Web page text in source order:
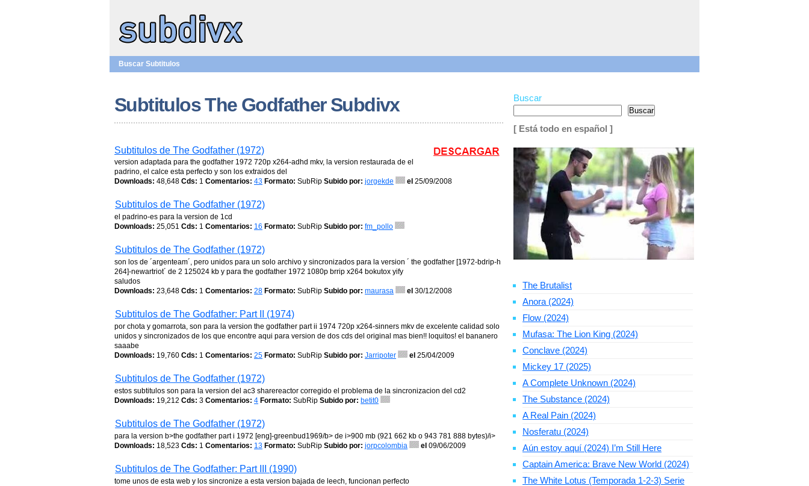
Buscar Subtitulos
Subtitulos The Godfather Subdivx
Subtitulos de The Godfather (1972)
version adaptada para the godfather 1972 720p x264-adhd mkv, la version restaurada de el
padrino, el calce esta perfecto y son los extraidos del
Downloads: 48,648 Cds: 1 Comentarios: 43 Formato: SubRip Subido por: jorgekde el 25/09/2008
Subtitulos de The Godfather (1972)
el padrino-es para la version de 1cd
Downloads: 25,051 Cds: 1 Comentarios: 16 Formato: SubRip Subido por: fm_pollo
Subtitulos de The Godfather (1972)
son los de ´argenteam´, pero unidos para un solo archivo y sincronizados para la version ´ the godfather [1972-bdrip-h
264]-newartriot´ de 2 125024 kb y para the godfather 1972 1080p brrip x264 bokutox yify
saludos
Downloads: 23,648 Cds: 1 Comentarios: 28 Formato: SubRip Subido por: maurasa el 30/12/2008
Subtitulos de The Godfather: Part II (1974)
por chota y gomarrota, son para la version the godfather part ii 1974 720p x264-sinners mkv de excelente calidad solo
unidos y sincronizados de los que encontre aqui para version de dos cds del original mas bien!! loquitos! el bananero
saaabe
Downloads: 19,760 Cds: 1 Comentarios: 25 Formato: SubRip Subido por: Jarripoter el 25/04/2009
Subtitulos de The Godfather (1972)
estos subtitulos son para la version del ac3 sharereactor corregido el problema de la sincronizacion del cd2
Downloads: 19,212 Cds: 3 Comentarios: 4 Formato: SubRip Subido por: betit0
Subtitulos de The Godfather (1972)
para la version b>the godfather part i 1972 [eng]-greenbud1969/b> de i>900 mb (921 662 kb o 943 781 888 bytes)/i>
Downloads: 18,523 Cds: 1 Comentarios: 13 Formato: SubRip Subido por: jorpcolombia el 09/06/2009
Subtitulos de The Godfather: Part III (1990)
tome unos de esta web y los sincronize a esta version bajada de leech, funcionan perfecto
Buscar
Buscar
[ Está todo en español ]
The Brutalist
Anora (2024)
Flow (2024)
Mufasa: The Lion King (2024)
Conclave (2024)
Mickey 17 (2025)
A Complete Unknown (2024)
The Substance (2024)
A Real Pain (2024)
Nosferatu (2024)
Aún estoy aquí (2024) I’m Still Here
Captain America: Brave New World (2024)
The White Lotus (Temporada 1-2-3) Serie